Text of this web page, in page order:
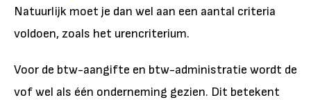
Natuurlijk moet je dan wel aan een aantal criteria
voldoen, zoals het urencriterium.
Voor de btw-aangifte en btw-administratie wordt de
vof wel als één onderneming gezien. Dit betekent